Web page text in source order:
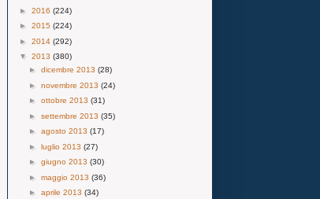
► 2016 (224)
► 2015 (224)
► 2014 (292)
▼ 2013 (380)
► dicembre 2013 (28)
► novembre 2013 (24)
► ottobre 2013 (31)
► settembre 2013 (35)
► agosto 2013 (17)
► luglio 2013 (27)
► giugno 2013 (30)
► maggio 2013 (36)
► aprile 2013 (34)